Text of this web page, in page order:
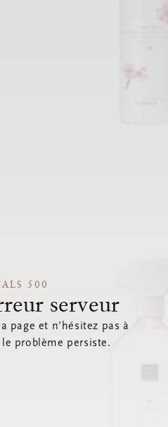
500
serveur
page et n’hésitez pas à
problème persiste.